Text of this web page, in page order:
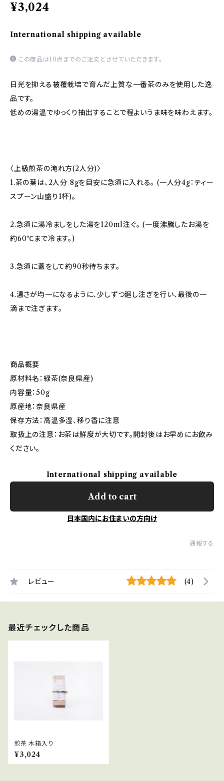
¥3,024
International shipping available
この商品は10点までのご注文とさせていただきます。
日光を抑える被覆栽培で育んだ上質な一番茶のみを使用した逸
品です。
低めの湯温でゆっくり抽出することで程よいうま味を味わえます。
〈上級煎茶の淹れ方(2人分)〉
1.茶の葉は、2人分 8gを目安に急須に入れる。 (一人分4g：ティー
スプーン山盛り1杯)。
2.急須に湯冷ましをした湯を120ml注ぐ。 (一度沸騰したお湯を
約60℃まで冷ます。)
3.急須に蓋をして約90秒待ちます。
4.濃さが均一になるように、少しずつ廻し注ぎを行い、最後の一
滴まで注ぎます。
商品概要
原材料名：緑茶(奈良県産)
内容量：50g
原産地：奈良県産
保存方法：高温多湿、移り香に注意
取扱上の注意：お茶は鮮度が大切です。開封後はお早めにお飲み
ください。
International shipping available
Add to cart
日本国内にお住まいの方向け
通報する
レビュー (4)
最近チェックした商品
煎茶 木箱入り
¥3,024